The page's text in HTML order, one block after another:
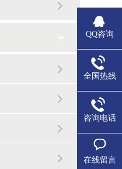
QQ咨询
全国热线
咨询电话
在线留言